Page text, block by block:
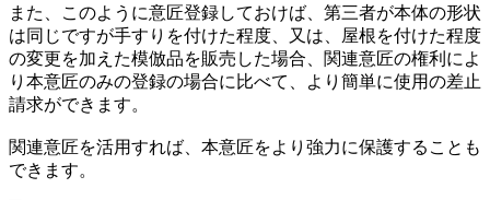
また、このように意匠登録しておけば、第三者が本体の形状
は同じですが手すりを付けた程度、又は、屋根を付けた程度
の変更を加えた模倣品を販売した場合、関連意匠の権利によ
り本意匠のみの登録の場合に比べて、より簡単に使用の差止
請求ができます。
関連意匠を活用すれば、本意匠をより強力に保護することも
できます。